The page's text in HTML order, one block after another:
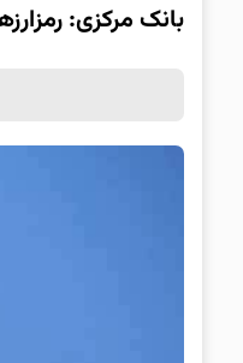
بانک مرکزی: